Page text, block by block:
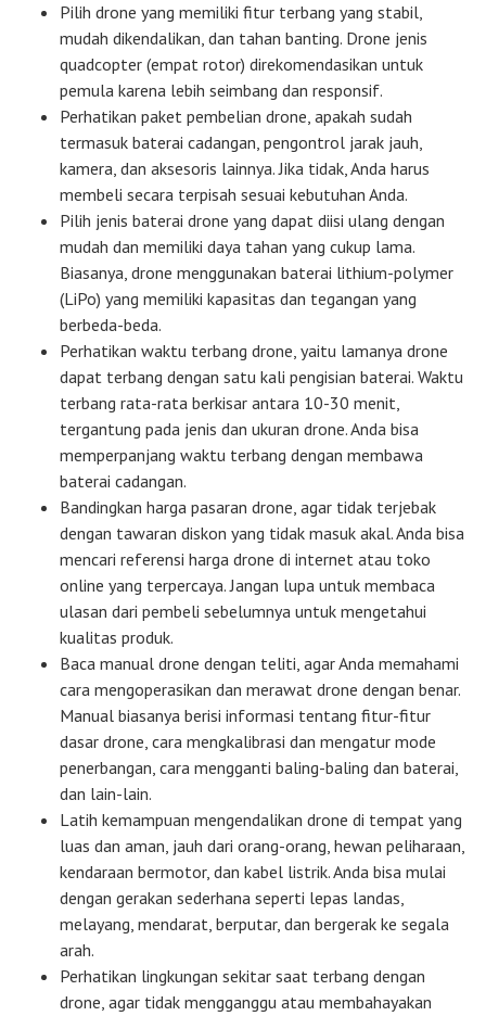
Pilih drone yang memiliki fitur terbang yang stabil,
mudah dikendalikan, dan tahan banting. Drone jenis
quadcopter (empat rotor) direkomendasikan untuk
pemula karena lebih seimbang dan responsif.
Perhatikan paket pembelian drone, apakah sudah
termasuk baterai cadangan, pengontrol jarak jauh,
kamera, dan aksesoris lainnya. Jika tidak, Anda harus
membeli secara terpisah sesuai kebutuhan Anda.
Pilih jenis baterai drone yang dapat diisi ulang dengan
mudah dan memiliki daya tahan yang cukup lama.
Biasanya, drone menggunakan baterai lithium-polymer
(LiPo) yang memiliki kapasitas dan tegangan yang
berbeda-beda.
Perhatikan waktu terbang drone, yaitu lamanya drone
dapat terbang dengan satu kali pengisian baterai. Waktu
terbang rata-rata berkisar antara 10-30 menit,
tergantung pada jenis dan ukuran drone. Anda bisa
memperpanjang waktu terbang dengan membawa
baterai cadangan.
Bandingkan harga pasaran drone, agar tidak terjebak
dengan tawaran diskon yang tidak masuk akal. Anda bisa
mencari referensi harga drone di internet atau toko
online yang terpercaya. Jangan lupa untuk membaca
ulasan dari pembeli sebelumnya untuk mengetahui
kualitas produk.
Baca manual drone dengan teliti, agar Anda memahami
cara mengoperasikan dan merawat drone dengan benar.
Manual biasanya berisi informasi tentang fitur-fitur
dasar drone, cara mengkalibrasi dan mengatur mode
penerbangan, cara mengganti baling-baling dan baterai,
dan lain-lain.
Latih kemampuan mengendalikan drone di tempat yang
luas dan aman, jauh dari orang-orang, hewan peliharaan,
kendaraan bermotor, dan kabel listrik. Anda bisa mulai
dengan gerakan sederhana seperti lepas landas,
melayang, mendarat, berputar, dan bergerak ke segala
arah.
Perhatikan lingkungan sekitar saat terbang dengan
drone, agar tidak mengganggu atau membahayakan